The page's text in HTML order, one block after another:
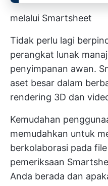
melalui Smartsheet
Tidak perlu lagi
perangkat lunak
penyimpanan awan.
aset besar dalam
rendering 3D dan
Kemudahan
memudahkan untuk
berkolaborasi pada
pemeriksaan
Anda berada dan